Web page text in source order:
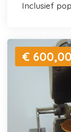
inclusief
€ 600,00